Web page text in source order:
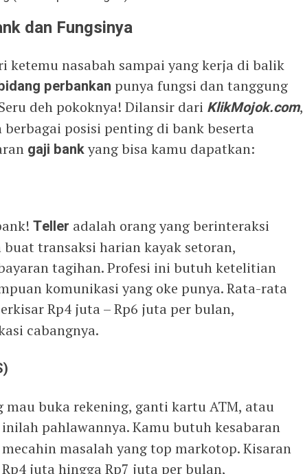
dan Fungsinya
ketemu nasabah sampai yang kerja di balik
perbankan punya fungsi dan tanggung
deh pokoknya! Dilansir dari KlikMojok.com,
posisi penting di bank beserta
gaji bankyang bisa kamu dapatkan:
Teller adalah orang yang berinteraksi
buat transaksi harian kayak setoran,
tagihan. Profesi ini butuh ketelitian
komunikasi yang oke punya. Rata-rata
Rp4 juta – Rp6 juta per bulan,
cabangnya.
mau buka rekening, ganti kartu ATM, atau
inilah pahlawannya. Kamu butuh kesabaran
masalah yang top markotop. Kisaran
juta hingga Rp7 juta per bulan,